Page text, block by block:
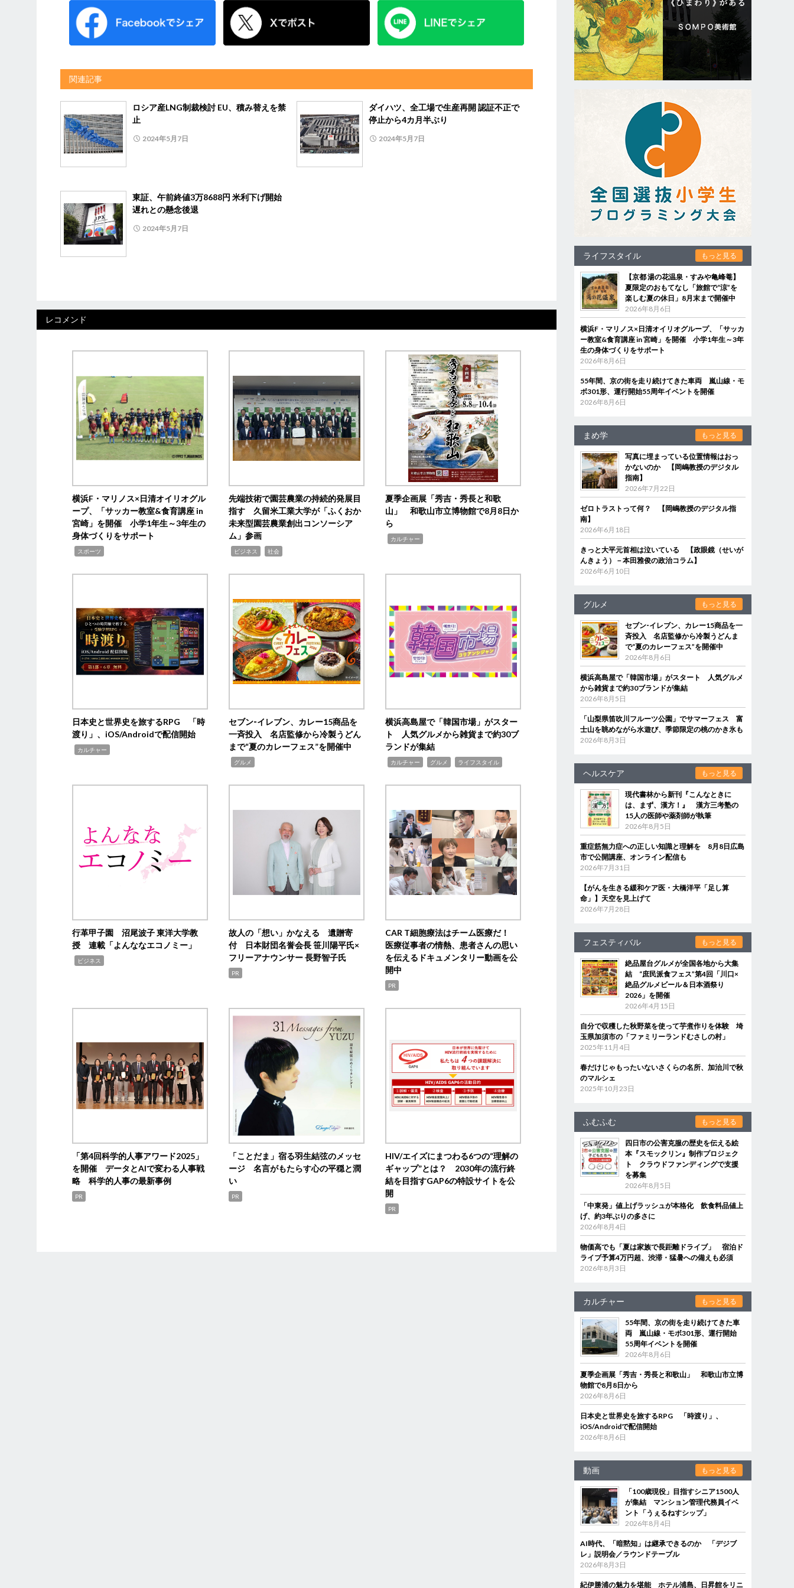
関連記事
ロシア産LNG制裁検討 EU、積み替えを禁
止
2024年5月7日
ダイハツ、全工場で生産再開 認証不正で
停止から4カ月半ぶり
2024年5月7日
東証、午前終値3万8688円 米利下げ開始
遅れとの懸念後退
2024年5月7日
レコメンド
横浜F・マリノス×日清オイリオグル
ープ、「サッカー教室&食育講座 in
宮崎」を開催 小学1年生～3年生の
身体づくりをサポート
スポーツ
先端技術で園芸農業の持続的発展目
指す 久留米工業大学が「ふくおか
未来型園芸農業創出コンソーシア
ム」参画
ビジネス 社会
夏季企画展「秀吉・秀長と和歌
山」 和歌山市立博物館で8月8日か
ら
カルチャー
日本史と世界史を旅するRPG 「時
渡り」、iOS/Androidで配信開始
カルチャー
セブン‐イレブン、カレー15商品を
一斉投入 名店監修から冷製うどん
まで“夏のカレーフェス”を開催中
グルメ
横浜高島屋で「韓国市場」がスター
ト 人気グルメから雑貨まで約30ブ
ランドが集結
カルチャー グルメ ライフスタイル
行革甲子園 沼尾波子 東洋大学教
授 連載「よんななエコノミー」
ビジネス
故人の「想い」かなえる 遺贈寄
付 日本財団名誉会長 笹川陽平氏×
フリーアナウンサー 長野智子氏
PR
CAR T細胞療法はチーム医療だ！
医療従事者の情熱、患者さんの思い
を伝えるドキュメンタリー動画を公
開中
PR
「第4回科学的人事アワード2025」
を開催 データとAIで変わる人事戦
略 科学的人事の最新事例
PR
「ことだま」宿る羽生結弦のメッセ
ージ 名言がもたらす心の平穏と潤
い
PR
HIV/エイズにまつわる6つの“理解の
ギャップ”とは？ 2030年の流行終
結を目指すGAP6の特設サイトを公
開
PR
ライフスタイル もっと見る
【京都 湯の花温泉・すみや亀峰菴】
夏限定のおもてなし「旅館で“涼”を
楽しむ夏の休日」8月末まで開催中
2026年8月6日
横浜F・マリノス×日清オイリオグループ、「サッカ
ー教室&食育講座 in 宮崎」を開催 小学1年生～3年
生の身体づくりをサポート
2026年8月6日
55年間、京の街を走り続けてきた車両 嵐山線・モ
ボ301形、運行開始55周年イベントを開催
2026年8月6日
まめ学 もっと見る
写真に埋まっている位置情報はおっ
かないのか 【岡嶋教授のデジタル
指南】
2026年7月22日
ゼロトラストって何？ 【岡嶋教授のデジタル指
南】
2026年6月18日
きっと大平元首相は泣いている 【政眼鏡（せいが
んきょう）－本田雅俊の政治コラム】
2026年6月10日
グルメ もっと見る
セブン‐イレブン、カレー15商品を一
斉投入 名店監修から冷製うどんま
で“夏のカレーフェス”を開催中
2026年8月6日
横浜高島屋で「韓国市場」がスタート 人気グルメ
から雑貨まで約30ブランドが集結
2026年8月5日
「山梨県笛吹川フルーツ公園」でサマーフェス 富
士山を眺めながら水遊び、季節限定の桃のかき氷も
2026年8月3日
ヘルスケア もっと見る
現代書林から新刊『こんなときに
は、まず、漢方！』 漢方三考塾の
15人の医師や薬剤師が執筆
2026年8月5日
重症筋無力症への正しい知識と理解を 8月8日広島
市で公開講座、オンライン配信も
2026年7月31日
【がんを生きる緩和ケア医・大橋洋平「足し算
命」】天空を見上げて
2026年7月28日
フェスティバル もっと見る
絶品屋台グルメが全国各地から大集
結 “庶民派食フェス”第4回「川口×
絶品グルメビール＆日本酒祭り
2026」を開催
2026年4月15日
自分で収穫した秋野菜を使って芋煮作りを体験 埼
玉県加須市の「ファミリーランドむさしの村」
2025年11月4日
春だけじゃもったいないさくらの名所、加治川で秋
のマルシェ
2025年10月23日
ふむふむ もっと見る
四日市の公害克服の歴史を伝える絵
本『スモックリン』制作プロジェク
ト クラウドファンディングで支援
を募集
2026年8月5日
「中東発」値上げラッシュが本格化 飲食料品値上
げ、約3年ぶりの多さに
2026年8月4日
物価高でも「夏は家族で長距離ドライブ」 宿泊ド
ライブ予算4万円超、渋滞・猛暑への備えも必須
2026年8月3日
カルチャー もっと見る
55年間、京の街を走り続けてきた車
両 嵐山線・モボ301形、運行開始
55周年イベントを開催
2026年8月6日
夏季企画展「秀吉・秀長と和歌山」 和歌山市立博
物館で8月8日から
2026年8月6日
日本史と世界史を旅するRPG 「時渡り」、
iOS/Androidで配信開始
2026年8月6日
動画 もっと見る
「100歳現役」目指すシニア1500人
が集結 マンション管理代務員イベ
ント「うぇるねすシップ」
2026年8月4日
AI時代、「暗黙知」は継承できるのか 「デジブ
レ」説明会／ラウンドテーブル
2026年8月3日
紀伊勝浦の魅力を堪能 ホテル浦島、日昇館をリニ